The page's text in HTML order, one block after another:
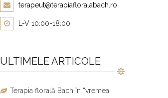
terapeut@terapiafloralabach.ro
L-V 10:00-18:00
ULTIMELE ARTICOLE
Terapia florală Bach în “vremea